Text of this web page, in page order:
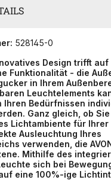
528145-0
Design trifft auf
Funktionalität - die
in Ihrem
Leuchtelements
Ihren Bedürfnissen
Ganz gleich, ob
Lichtambiente für Ihrer
Ausleuchtung Ihres
verwenden, die
Mithilfe des
sich bei
eine 100%-ige